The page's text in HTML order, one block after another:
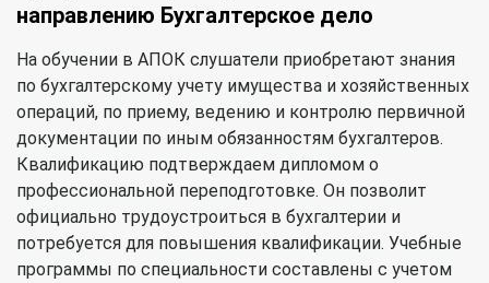
направлению Бухгалтерское дело
На обучении в АПОК слушатели приобретают знания
по бухгалтерскому учету имущества и хозяйственных
операций, по приему, ведению и контролю первичной
документации по иным обязанностям бухгалтеров.
Квалификацию подтверждаем дипломом о
профессиональной переподготовке. Он позволит
официально трудоустроиться в бухгалтерии и
потребуется для повышения квалификации. Учебные
программы по специальности составлены с учетом